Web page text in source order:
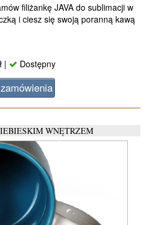
filiżankę JAVA do sublimacji w
i ciesz się swoją poranną kawą
| Dostępny
WNĘTRZEM